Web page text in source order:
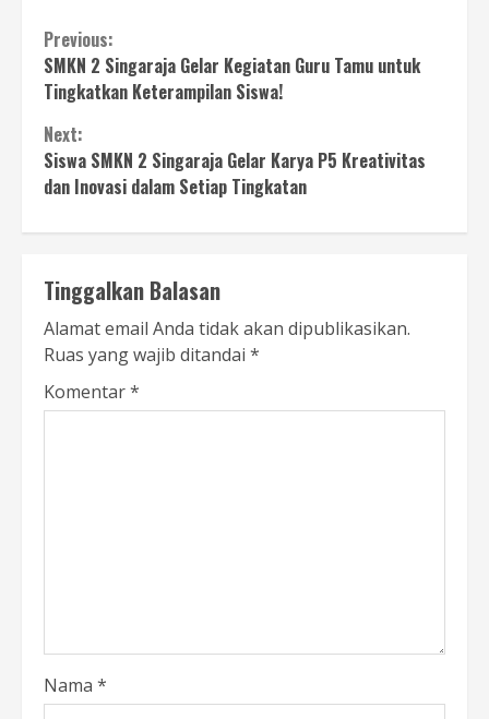
Continue
Reading
Previous:
SMKN 2 Singaraja Gelar Kegiatan Guru Tamu untuk
Tingkatkan Keterampilan Siswa!
Next:
Siswa SMKN 2 Singaraja Gelar Karya P5 Kreativitas
dan Inovasi dalam Setiap Tingkatan
Tinggalkan Balasan
Alamat email Anda tidak akan dipublikasikan.
Ruas yang wajib ditandai *
Komentar*
Nama *